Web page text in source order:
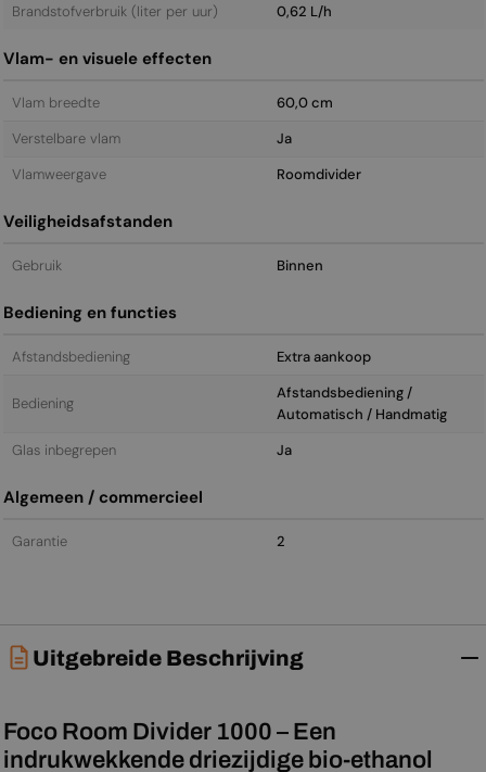
Brandstofverbruik (liter per uur)
0,62 L/h
Vlam- en visuele effecten
Vlam breedte
60,0 cm
Verstelbare vlam
Ja
Vlamweergave
Roomdivider
Veiligheidsafstanden
Gebruik Binnen
Bediening en functies
Afstandsbediening Extra aankoop
Bediening
Afstandsbediening /
Automatisch / Handmatig
Glas inbegrepen
Ja
Algemeen / commercieel
Garantie 2
Uitgebreide Beschrijving
Foco Room Divider 1000 – Een
indrukwekkende driezijdige bio-ethanol